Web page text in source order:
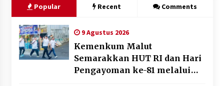
Popular Recent Comments
9 Agustus 2026
Kemenkum Malut
Semarakkan HUT RI dan Hari
Pengayoman ke-81 melalui